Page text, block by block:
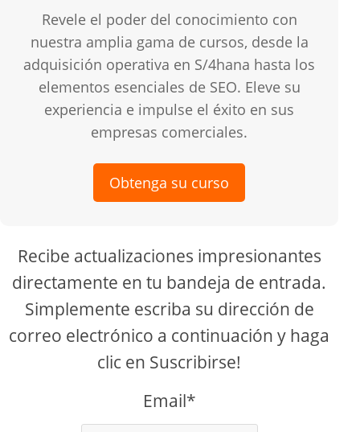
Revele el poder del conocimiento con
nuestra amplia gama de cursos, desde la
adquisición operativa en S/4hana hasta los
elementos esenciales de SEO. Eleve su
experiencia e impulse el éxito en sus
empresas comerciales.
Obtenga su curso
Recibe actualizaciones impresionantes
directamente en tu bandeja de entrada.
Simplemente escriba su dirección de
correo electrónico a continuación y haga
clic en Suscribirse!
Email*